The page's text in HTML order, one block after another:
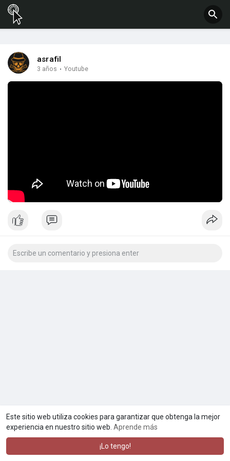
Este sitio web utiliza cookies para garantizar que obtenga la mejor
experiencia en nuestro sitio web. Aprende más
¡Lo tengo!
asrafil
3 años · Youtube